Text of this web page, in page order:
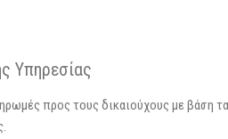
Υπηρεσίας
προς τους δικαιούχους με βάση